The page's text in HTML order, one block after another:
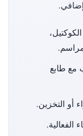
مع طابع
أو التخزين.
الفعالية.